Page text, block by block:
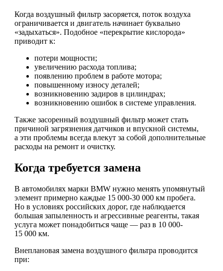
Когда воздушный фильтр засоряется, поток воздуха
ограничивается и двигатель начинает буквально
«задыхаться». Подобное «перекрытие кислорода»
приводит к:
потери мощности;
увеличению расхода топлива;
появлению проблем в работе мотора;
повышенному износу деталей;
возникновению задиров в цилиндрах;
возникновению ошибок в системе управления.
Также засоренный воздушный фильтр может стать
причиной загрязнения датчиков и впускной системы,
а эти проблемы всегда влекут за собой дополнительные
расходы на ремонт и очистку.
Когда требуется замена
В автомобилях марки BMW нужно менять упомянутый
элемент примерно каждые 15 000-30 000 км пробега.
Но в условиях российских дорог, где наблюдается
большая запыленность и агрессивные реагенты, такая
услуга может понадобиться чаще — раз в 10 000-
15 000 км.
Внеплановая замена воздушного фильтра проводится
при: